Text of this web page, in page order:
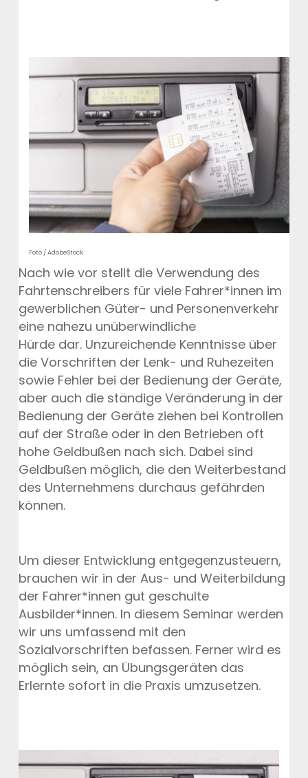
Foto / AdobeStock
Nach wie vor stellt die Verwendung des
Fahrtenschreibers für viele Fahrer*innen im
gewerblichen Güter- und Personenverkehr
eine nahezu unüberwindliche
Hürde dar. Unzureichende Kenntnisse über
die Vorschriften der Lenk- und Ruhezeiten
sowie Fehler bei der Bedienung der Geräte,
aber auch die ständige Veränderung in der
Bedienung der Geräte ziehen bei Kontrollen
auf der Straße oder in den Betrieben oft
hohe Geldbußen nach sich. Dabei sind
Geldbußen möglich, die den Weiterbestand
des Unternehmens durchaus gefährden
können.
Um dieser Entwicklung entgegenzusteuern,
brauchen wir in der Aus- und Weiterbildung
der Fahrer*innen gut geschulte
Ausbilder*innen. In diesem Seminar werden
wir uns umfassend mit den
Sozialvorschriften befassen. Ferner wird es
möglich sein, an Übungsgeräten das
Erlernte sofort in die Praxis umzusetzen.